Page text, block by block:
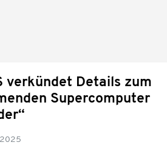
verkündet Details zum
Supercomputer
2025